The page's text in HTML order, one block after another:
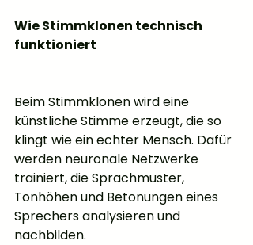
Wie Stimmklonen technisch
funktioniert
Beim Stimmklonen wird eine
künstliche Stimme erzeugt, die so
klingt wie ein echter Mensch. Dafür
werden neuronale Netzwerke
trainiert, die Sprachmuster,
Tonhöhen und Betonungen eines
Sprechers analysieren und
nachbilden.